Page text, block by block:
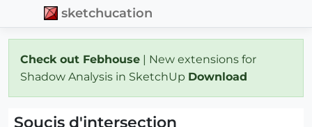
sketchucation
Check out Febhouse | New extensions for
Shadow Analysis in SketchUp Download
Soucis d'intersection